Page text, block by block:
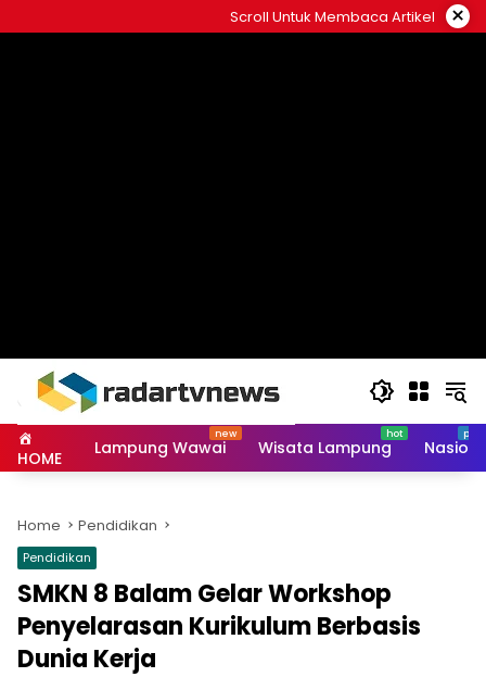
to
Scroll Untuk Membaca Artikel ×
HOME Lampung Wawai Wisata Lampung
Home Pendidikan
Pendidikan
SMKN 8 Balam Gelar Workshop
Penyelarasan Kurikulum Berbasis
Dunia Kerja